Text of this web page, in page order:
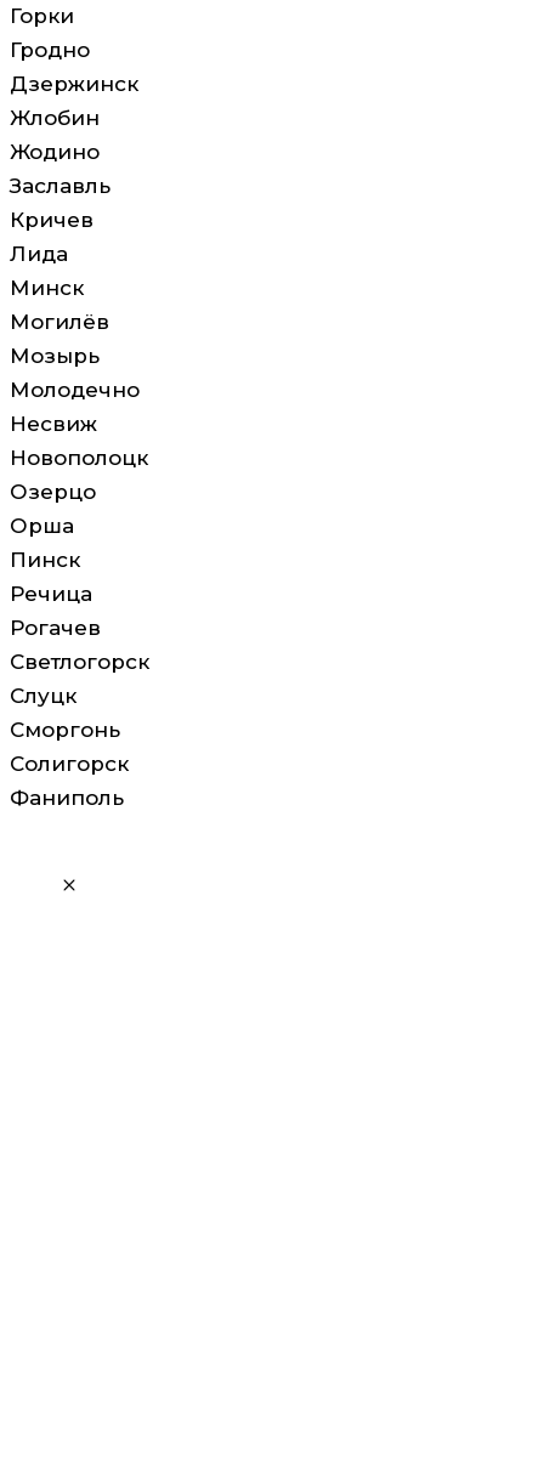
Горки
Гродно
Дзержинск
Жлобин
Жодино
Заславль
Кричев
Лида
Минск
Могилёв
Мозырь
Молодечно
Несвиж
Новополоцк
Озерцо
Орша
Пинск
Речица
Рогачев
Светлогорск
Слуцк
Сморгонь
Солигорск
Фаниполь